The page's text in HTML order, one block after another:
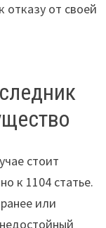
отказу от своей
стоит
к 1104 статье.
или